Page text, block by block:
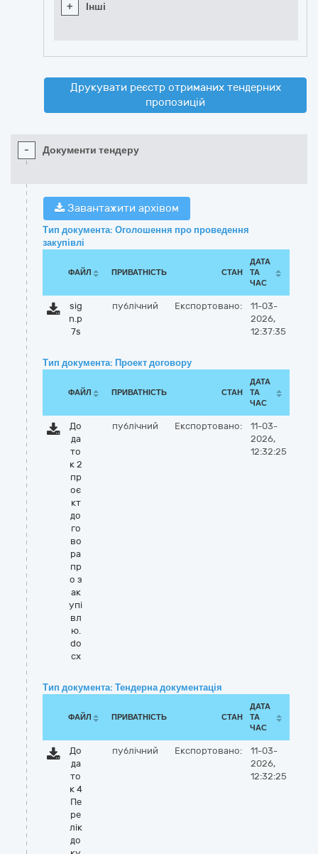
+ Інші
Друкувати реєстр отриманих тендерних
пропозицій
- Документи тендеру
Завантажити архівом
Тип документа: Оголошення про проведення
закупівлі
ФАЙЛ ПРИВАТНІСТЬ СТАН
ДАТА
ТА
ЧАС
sig
n.p
7s
публічний Експортовано:
11-03-
2026,
12:37:35
Тип документа: Проект договору
ФАЙЛ ПРИВАТНІСТЬ СТАН
ДАТА
ТА
ЧАС
До
да
то
к 2
пр
оє
кт
до
го
во
ра
пр
о з
ак
упі
вл
ю.
do
cx
публічний Експортовано:
11-03-
2026,
12:32:25
Тип документа: Тендерна документація
ФАЙЛ ПРИВАТНІСТЬ СТАН
ДАТА
ТА
ЧАС
До
да
то
к 4
Пе
ре
лік
до
публічний Експортовано:
11-03-
2026,
12:32:25